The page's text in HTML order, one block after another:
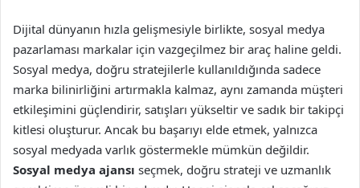
Dijital dünyanın hızla gelişmesiyle birlikte, sosyal medya
pazarlaması markalar için vazgeçilmez bir araç haline geldi.
Sosyal medya, doğru stratejilerle kullanıldığında sadece
marka bilinirliğini artırmakla kalmaz, aynı zamanda müşteri
etkileşimini güçlendirir, satışları yükseltir ve sadık bir takipçi
kitlesi oluşturur. Ancak bu başarıyı elde etmek, yalnızca
sosyal medyada varlık göstermekle mümkün değildir.
Sosyal medya ajansı seçmek, doğru strateji ve uzmanlık